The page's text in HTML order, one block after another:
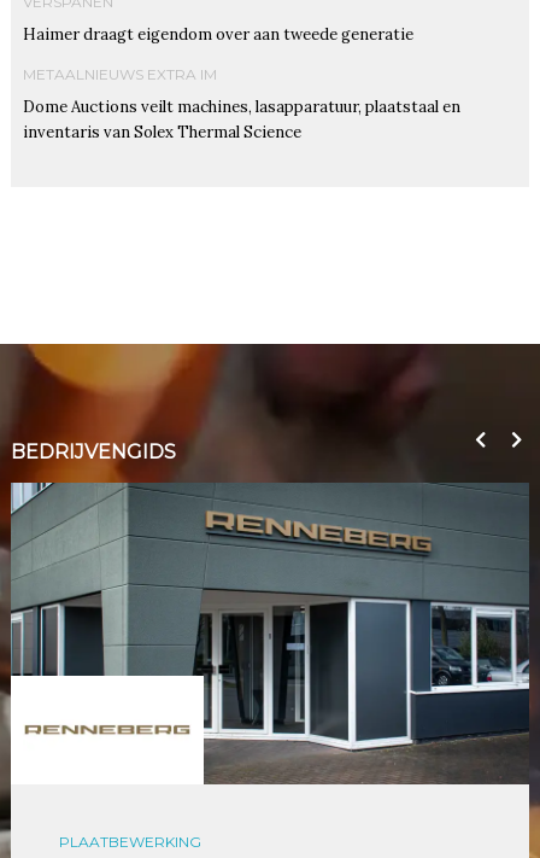
Haimer draagt eigendom over aan tweede generatie
METAALNIEUWS EXTRA IM
Dome Auctions veilt machines, lasapparatuur, plaatstaal en
inventaris van Solex Thermal Science
BEDRIJVENGIDS
PLAATBEWERKING